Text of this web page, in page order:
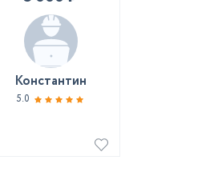
Константин
5.0